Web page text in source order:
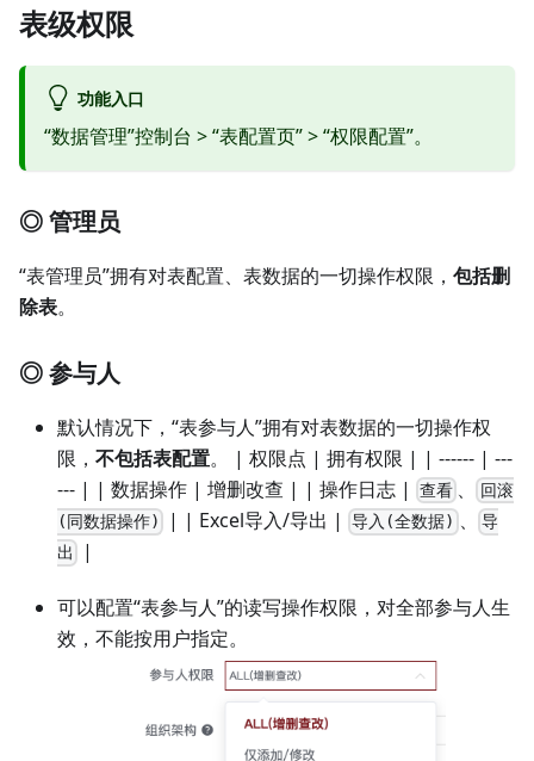
表级权限
功能入口
“数据管理”控制台 > “表配置页” > “权限配置”。
◎ 管理员
“表管理员”拥有对表配置、表数据的一切操作权限， 包括删
除表。
◎ 参与人
默认情况下，“表参与人”拥有对表数据的一切操作权
限， 不包括表配置。 | 权限点 | 拥有权限 | | ------ | ---
--- | | 数据操作 | 增删改查 | | 操作日志 |
查看 、 回滚
(同数据操作)
| | Excel导入/导出 |导入(全数据) 、
导
出
|
可以配置“表参与人”的读写操作权限，对全部参与人生
效，不能按用户指定。